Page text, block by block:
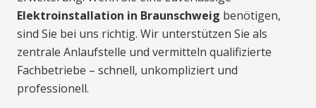
Elektroinstallation in Braunschweig benötigen,
sind Sie bei uns richtig. Wir unterstützen Sie als
zentrale Anlaufstelle und vermitteln qualifizierte
Fachbetriebe – schnell, unkompliziert und
professionell.